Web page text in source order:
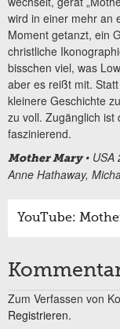
wird in einer mehr an
Moment getanzt, ein
christliche
bisschen viel, was
aber es reißt mit.
kleinere Geschichte
zu voll. Zugänglich ist
faszinierend.
Mother Mary• USA
Anne Hathaway,
YouTube:
Zum Verfassen von
Registrieren.